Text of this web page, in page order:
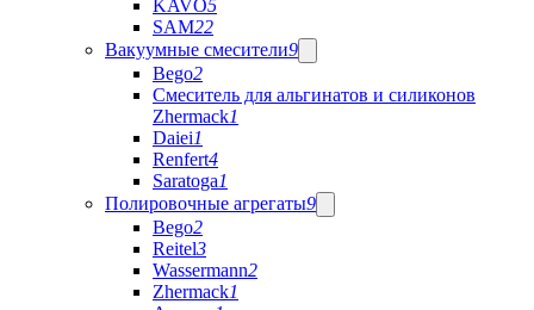
KAVO5
SAM22
Вакуумные смесители9
Bego2
Cмеситель для альгинатов и силиконов
Zhermack1
Daiei1
Renfert4
Saratoga1
Полировочные агрегаты9
Bego2
Reitel3
Wassermann2
Zhermack1